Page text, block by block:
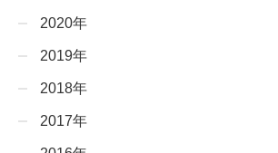
2020年
2019年
2018年
2017年